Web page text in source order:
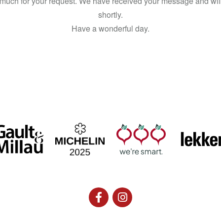
shortly.
Have a wonderful day.